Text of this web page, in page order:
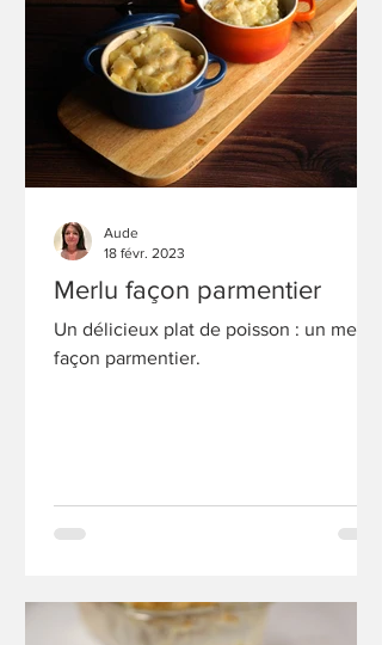
Merlu façon parmentier
Un délicieux plat de poisson : un merlu
façon parmentier.
Aude
18 févr. 2023